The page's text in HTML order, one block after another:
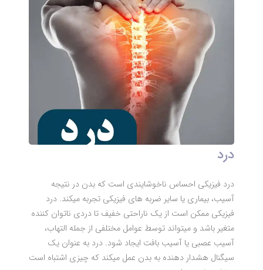
درد
درد فیزیکی احساس ناخوشایندی است که بدن در نتیجه
آسیب، بیماری یا سایر ضربه های فیزیکی تجربه میکند. درد
فیزیکی ممکن است از یک ناراحتی خفیف تا دردی ناتوان کننده
متغیر باشد و میتواند توسط عوامل مختلفی از جمله التهاب،
آسیب عصبی یا آسیب بافت ایجاد شود. درد به عنوان یک
سیگنال هشدار دهنده به بدن عمل میکند که چیزی اشتباه است